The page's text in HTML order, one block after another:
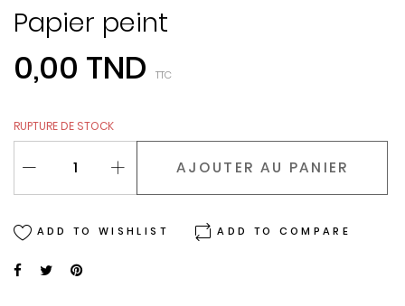
Papier peint
0,00 TND TTC
RUPTURE DE STOCK
AJOUTER AU PANIER
ADD TO WISHLIST ADD TO COMPARE